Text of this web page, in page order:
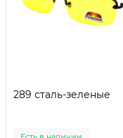
289 сталь-зеленые